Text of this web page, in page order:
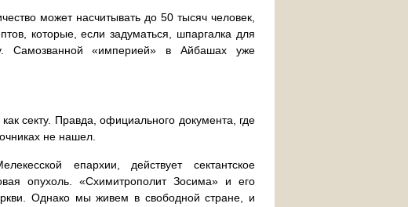
может насчитывать до 50 тысяч человек,
которые, если задуматься, шпаргалка для
Самозванной «империей» в Айбашах уже
секту. Правда, официального документа, где
не нашел.
епархии, действует сектантское
опухоль. «Схимитрополит Зосима» и его
Однако мы живем в свободной стране, и